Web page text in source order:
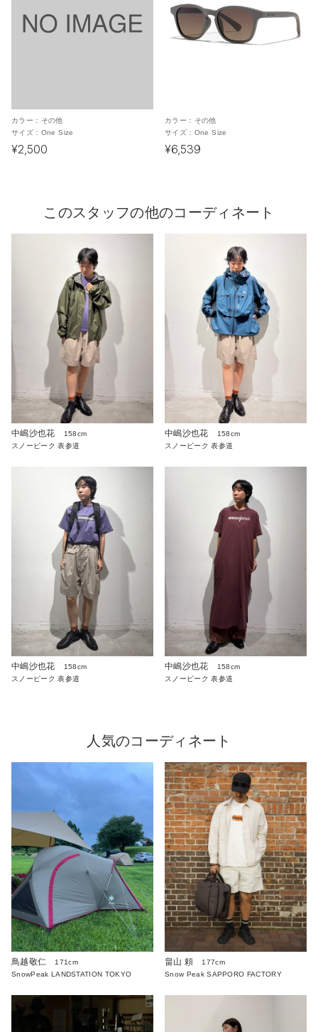
カラー： その他
サイズ： One Size
¥2,500
カラー： その他
サイズ： One Size
¥6,539
このスタッフの他のコーディネート
中嶋沙也花
158cm
スノーピーク 表参道
中嶋沙也花
158cm
スノーピーク 表参道
中嶋沙也花
158cm
スノーピーク 表参道
中嶋沙也花
158cm
スノーピーク 表参道
人気のコーディネート
鳥越敬仁
171cm
SnowPeak LANDSTATION TOKYO
畠山 頼
177cm
Snow Peak SAPPORO FACTORY